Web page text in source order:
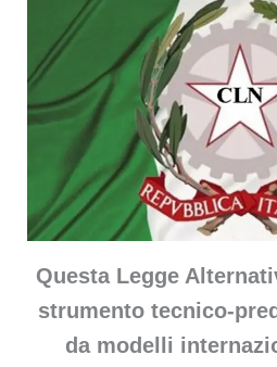
Questa Legge
strumento tecnico-
da modelli